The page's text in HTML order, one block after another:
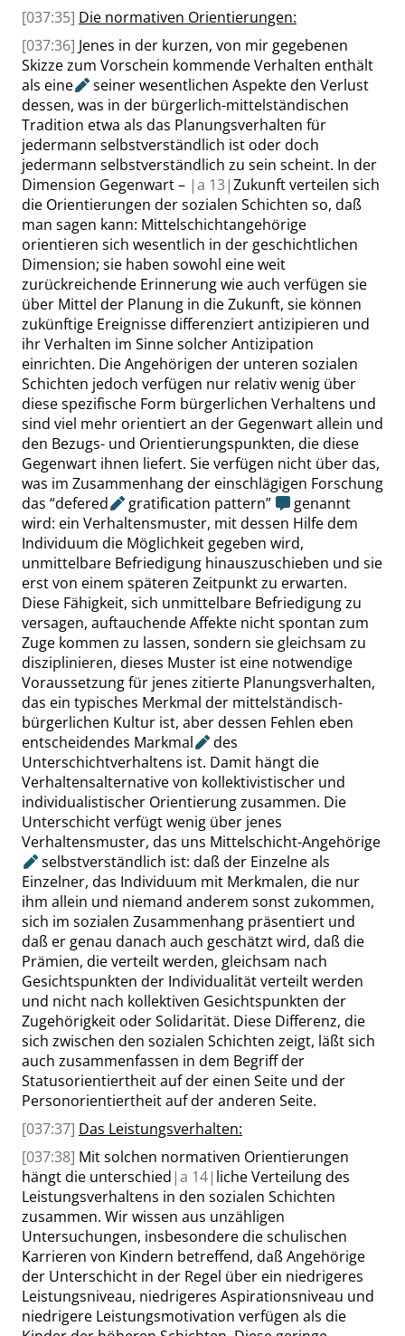
[037:35] Die normativen Orientierungen:
[037:36] Jenes in der kurzen, von mir gegebenen
Skizze zum Vorschein kommende Verhalten enthält
als eine
seiner wesentlichen Aspekte den Verlust
dessen, was in der bürgerlich-mittelständischen
Tradition etwa als das Planungsverhalten für
jedermann selbstverständlich ist oder doch
jedermann selbstverständlich zu sein scheint. In der
Dimension Gegenwart – |a 13|Zukunft verteilen sich
die Orientierungen der sozialen Schichten so, daß
man sagen kann: Mittelschichtangehörige
orientieren sich wesentlich in der geschichtlichen
Dimension; sie haben sowohl eine weit
zurückreichende Erinnerung wie auch verfügen sie
über Mittel der Planung in die Zukunft, sie können
zukünftige Ereignisse differenziert antizipieren und
ihr Verhalten im Sinne solcher Antizipation
einrichten. Die Angehörigen der unteren sozialen
Schichten jedoch verfügen nur relativ wenig über
diese spezifische Form bürgerlichen Verhaltens und
sind viel mehr orientiert an der Gegenwart allein und
den Bezugs- und Orientierungspunkten, die diese
Gegenwart ihnen liefert. Sie verfügen nicht über das,
was im Zusammenhang der einschlägigen Forschung
das “defered gratification pattern”
genannt
wird: ein Verhaltensmuster, mit dessen Hilfe dem
Individuum die Möglichkeit gegeben wird,
unmittelbare Befriedigung hinauszuschieben und sie
erst von einem späteren Zeitpunkt zu erwarten.
Diese Fähigkeit, sich unmittelbare Befriedigung zu
versagen, auftauchende Affekte nicht spontan zum
Zuge kommen zu lassen, sondern sie gleichsam zu
disziplinieren, dieses Muster ist eine notwendige
Voraussetzung für jenes zitierte Planungsverhalten,
das ein typisches Merkmal der mittelständisch-
bürgerlichen Kultur ist, aber dessen Fehlen eben
entscheidendes Markmal
des
Unterschichtverhaltens ist. Damit hängt die
Verhaltensalternative von kollektivistischer und
individualistischer Orientierung zusammen. Die
Unterschicht verfügt wenig über jenes
Verhaltensmuster, das uns Mittelschicht-Angehörige
selbstverständlich ist: daß der Einzelne als
Einzelner, das Individuum mit Merkmalen, die nur
ihm allein und niemand anderem sonst zukommen,
sich im sozialen Zusammenhang präsentiert und
daß er genau danach auch geschätzt wird, daß die
Prämien, die verteilt werden, gleichsam nach
Gesichtspunkten der Individualität verteilt werden
und nicht nach kollektiven Gesichtspunkten der
Zugehörigkeit oder Solidarität. Diese Differenz, die
sich zwischen den sozialen Schichten zeigt, läßt sich
auch zusammenfassen in dem Begriff der
Statusorientiertheit auf der einen Seite und der
Personorientiertheit auf der anderen Seite.
[037:37] Das Leistungsverhalten:
[037:38] Mit solchen normativen Orientierungen
hängt die unterschied |a 14| liche Verteilung des
Leistungsverhaltens in den sozialen Schichten
zusammen. Wir wissen aus unzähligen
Untersuchungen, insbesondere die schulischen
Karrieren von Kindern betreffend, daß Angehörige
der Unterschicht in der Regel über ein niedrigeres
Leistungsniveau, niedrigeres Aspirationsniveau und
niedrigere Leistungsmotivation verfügen als die